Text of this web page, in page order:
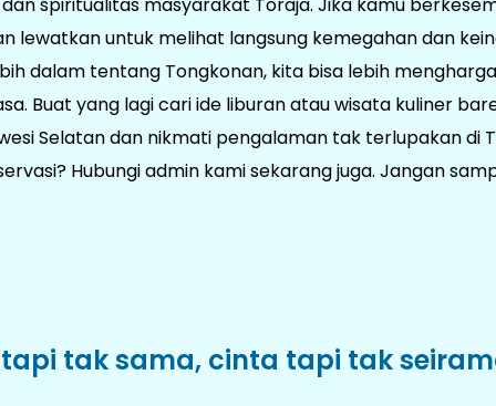
lewatkan untuk melihat langsung kemegahan dan
dalam tentang Tongkonan, kita bisa lebih
Buat yang lagi cari ide liburan atau wisata kuliner
Selatan dan nikmati pengalaman tak terlupakan di
Hubungi admin kami sekarang juga. Jangan
tak sama, cinta tapi tak